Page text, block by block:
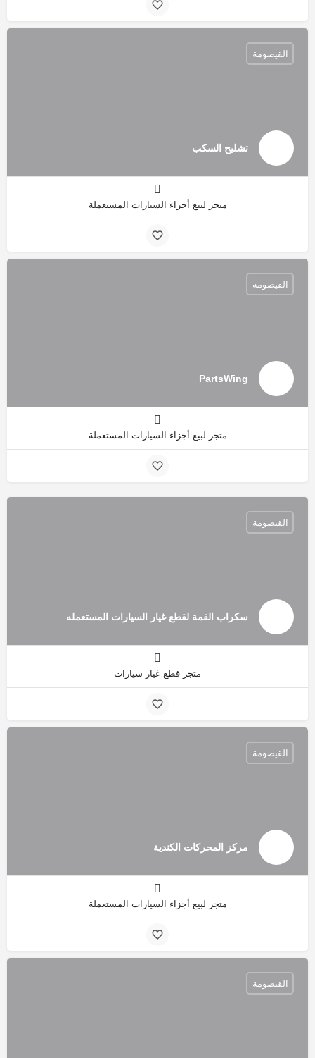
تشليح السكب
القيصومة
متجر لبيع أجزاء السيارات المستعملة
PartsWing
القيصومة
متجر لبيع أجزاء السيارات المستعملة
سكراب القمة لقطع غيار السيارات المستعمله
القيصومة
متجر قطع غيار سيارات
مركز المحركات الكندية
القيصومة
متجر لبيع أجزاء السيارات المستعملة
القيصومة